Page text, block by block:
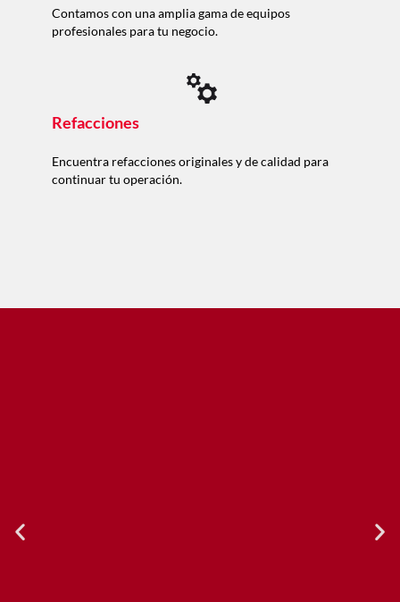
Contamos con una amplia gama de equipos
profesionales para tu negocio.
Refacciones
Encuentra refacciones originales y de calidad para
continuar tu operación.